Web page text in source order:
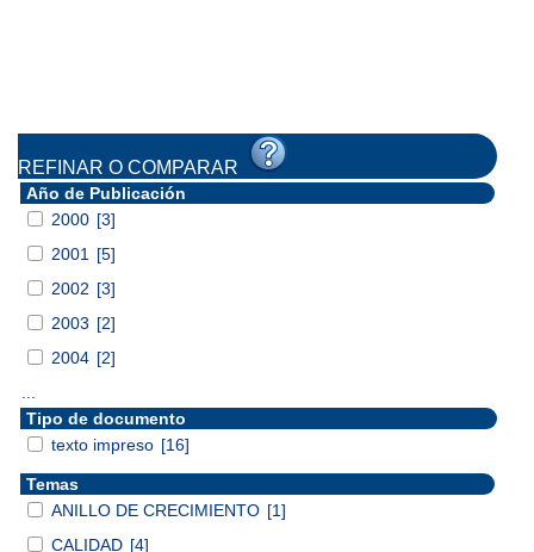
REFINAR O COMPARAR
Año de Publicación
2000 [3]
2001
[5]
2002 [3]
2003 [2]
2004 [2]
Tipo de documento
texto impreso [16]
Temas
ANILLO DE CRECIMIENTO [1]
CALIDAD [4]